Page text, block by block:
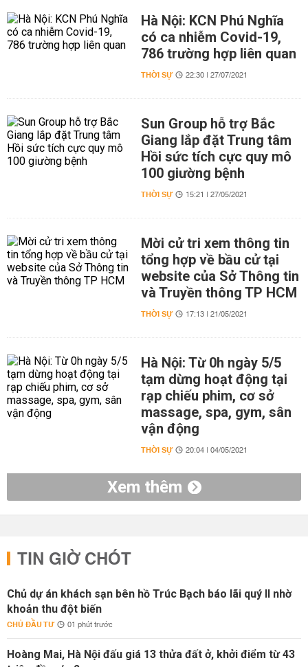
Hà Nội: KCN Phú Nghĩa
có ca nhiễm Covid-19,
786 trường hợp liên quan
THỜI SỰ 22:30 | 27/07/2021
Sun Group hỗ trợ Bắc
Giang lắp đặt Trung tâm
Hồi sức tích cực quy mô
100 giường bệnh
THỜI SỰ 15:21 | 27/05/2021
Mời cử tri xem thông tin
tổng hợp về bầu cử tại
website của Sở Thông tin
và Truyền thông TP HCM
THỜI SỰ 17:13 | 21/05/2021
Hà Nội: Từ 0h ngày 5/5
tạm dừng hoạt động tại
rạp chiếu phim, cơ sở
massage, spa, gym, sân
vận động
THỜI SỰ 20:04 | 04/05/2021
Xem thêm
TIN GIỜ CHÓT
Chủ dự án khách sạn bên hồ Trúc Bạch báo lãi quý II nhờ
khoản thu đột biến
CHỦ ĐẦU TƯ 01 phút trước
Hoàng Mai, Hà Nội đấu giá 13 thửa đất ở, khởi điểm từ 43